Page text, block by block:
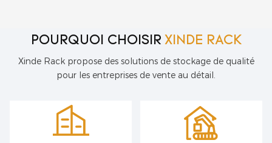
POURQUOI CHOISIR XINDE RACK
Xinde Rack propose des solutions de stockage de qualité
pour les entreprises de vente au détail.